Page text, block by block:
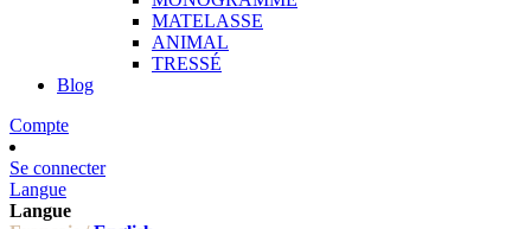
MATELASSE
ANIMAL
TRESSÉ
Blog
Compte
Se connecter
Langue
Langue